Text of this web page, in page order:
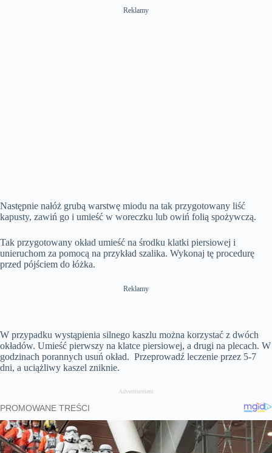
Reklamy
Następnie nałóż grubą warstwę miodu na tak przygotowany liść
kapusty, zawiń go i umieść w woreczku lub owiń folią spożywczą.
Tak przygotowany okład umieść na środku klatki piersiowej i
unieruchom za pomocą na przykład szalika. Wykonaj tę procedurę
przed pójściem do łóżka.
Reklamy
W przypadku wystąpienia silnego kaszlu można korzystać z dwóch
okładów. Umieść pierwszy na klatce piersiowej, a drugi na plecach. W
godzinach porannych usuń okład. Przeprowadź leczenie przez 5-7
dni, a uciążliwy kaszel zniknie.
Advertisement